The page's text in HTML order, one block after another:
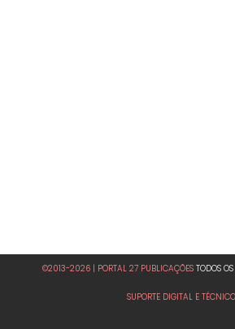
©2013-2026 | PORTAL 27 PUBLICAÇÕES TODOS
SUPORTE DIGITAL E